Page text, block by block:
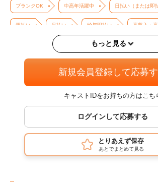
片付け
滋賀 守山市 守山 守山駅 車 バイ
野洲市 野洲 草津市 草津
ブランクOK 中高年活躍中 日払い（または即
週払い 月払い 給与即払い 高収入・
即日勤務OK 長期歓迎
制服あり
もっと見る
新規会員登録して応募
キャストIDをお持ちの方はこち
ログインして応募する
とりあえず保存
あとでまとめて見る